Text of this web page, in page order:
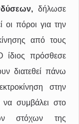
δήλωσε
οι πόροι για την
από τους
ίδιος πρόσθεσε
διατεθεί πάνω
στην
να συμβάλει στο
στόχων της